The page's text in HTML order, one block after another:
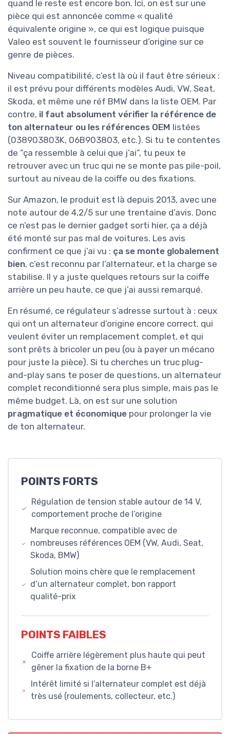
quand le reste est encore bon. Ici, on est sur une
pièce qui est annoncée comme « qualité
équivalente origine », ce qui est logique puisque
Valeo est souvent le fournisseur d’origine sur ce
genre de pièces.
Niveau compatibilité, c’est là où il faut être sérieux :
il est prévu pour différents modèles Audi, VW, Seat,
Skoda, et même une réf BMW dans la liste OEM. Par
contre, il faut absolument vérifier la référence de
ton alternateur ou les références OEM listées
(038903803K, 06B903803, etc.). Si tu te contentes
de “ça ressemble à celui que j’ai”, tu peux te
retrouver avec un truc qui ne se monte pas pile-poil,
surtout au niveau de la coiffe ou des fixations.
Sur Amazon, le produit est là depuis 2013, avec une
note autour de 4,2/5 sur une trentaine d’avis. Donc
ce n’est pas le dernier gadget sorti hier, ça a déjà
été monté sur pas mal de voitures. Les avis
confirment ce que j’ai vu : ça se monte globalement
bien, c’est reconnu par l’alternateur, et la charge se
stabilise. Il y a juste quelques retours sur la coiffe
arrière un peu haute, ce que j’ai aussi remarqué.
En résumé, ce régulateur s’adresse surtout à : ceux
qui ont un alternateur d’origine encore correct, qui
veulent éviter un remplacement complet, et qui
sont prêts à bricoler un peu (ou à payer un mécano
pour juste la pièce). Si tu cherches un truc plug-
and-play sans te poser de questions, un alternateur
complet reconditionné sera plus simple, mais pas le
même budget. Là, on est sur une solution
pragmatique et économique pour prolonger la vie
de ton alternateur.
POINTS FORTS
Régulation de tension stable autour de 14 V,
comportement proche de l’origine
Marque reconnue, compatible avec de
nombreuses références OEM (VW, Audi, Seat,
Skoda, BMW)
Solution moins chère que le remplacement
d’un alternateur complet, bon rapport
qualité-prix
POINTS FAIBLES
Coiffe arrière légèrement plus haute qui peut
gêner la fixation de la borne B+
Intérêt limité si l’alternateur complet est déjà
très usé (roulements, collecteur, etc.)